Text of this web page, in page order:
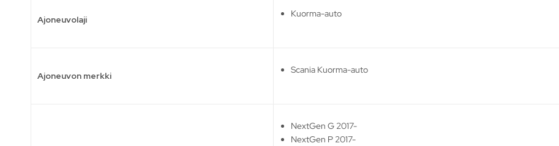
Ajoneuvolaji
Kuorma-auto
Ajoneuvon merkki
Scania Kuorma-auto
NextGen G 2017-
NextGen P 2017-